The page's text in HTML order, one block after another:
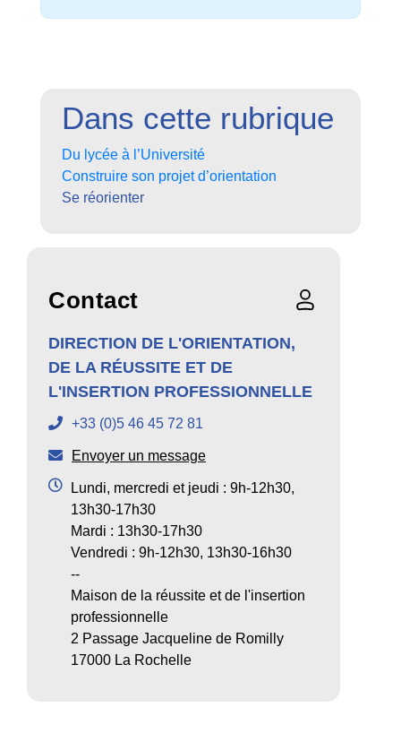
Dans cette rubrique
Du lycée à l’Université
Construire son projet d’orientation
Se réorienter
Contact
DIRECTION DE L'ORIENTATION,
DE LA RÉUSSITE ET DE
L'INSERTION PROFESSIONNELLE
+33 (0)5 46 45 72 81
Envoyer un message
Lundi, mercredi et jeudi : 9h-12h30,
13h30-17h30
Mardi : 13h30-17h30
Vendredi : 9h-12h30, 13h30-16h30
--
Maison de la réussite et de l'insertion
professionnelle
2 Passage Jacqueline de Romilly
17000 La Rochelle